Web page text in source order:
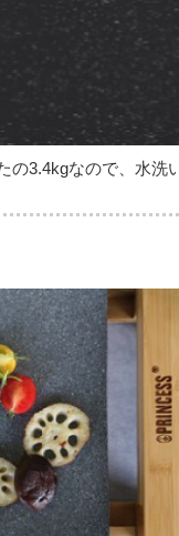
の3.4kgなので、水洗